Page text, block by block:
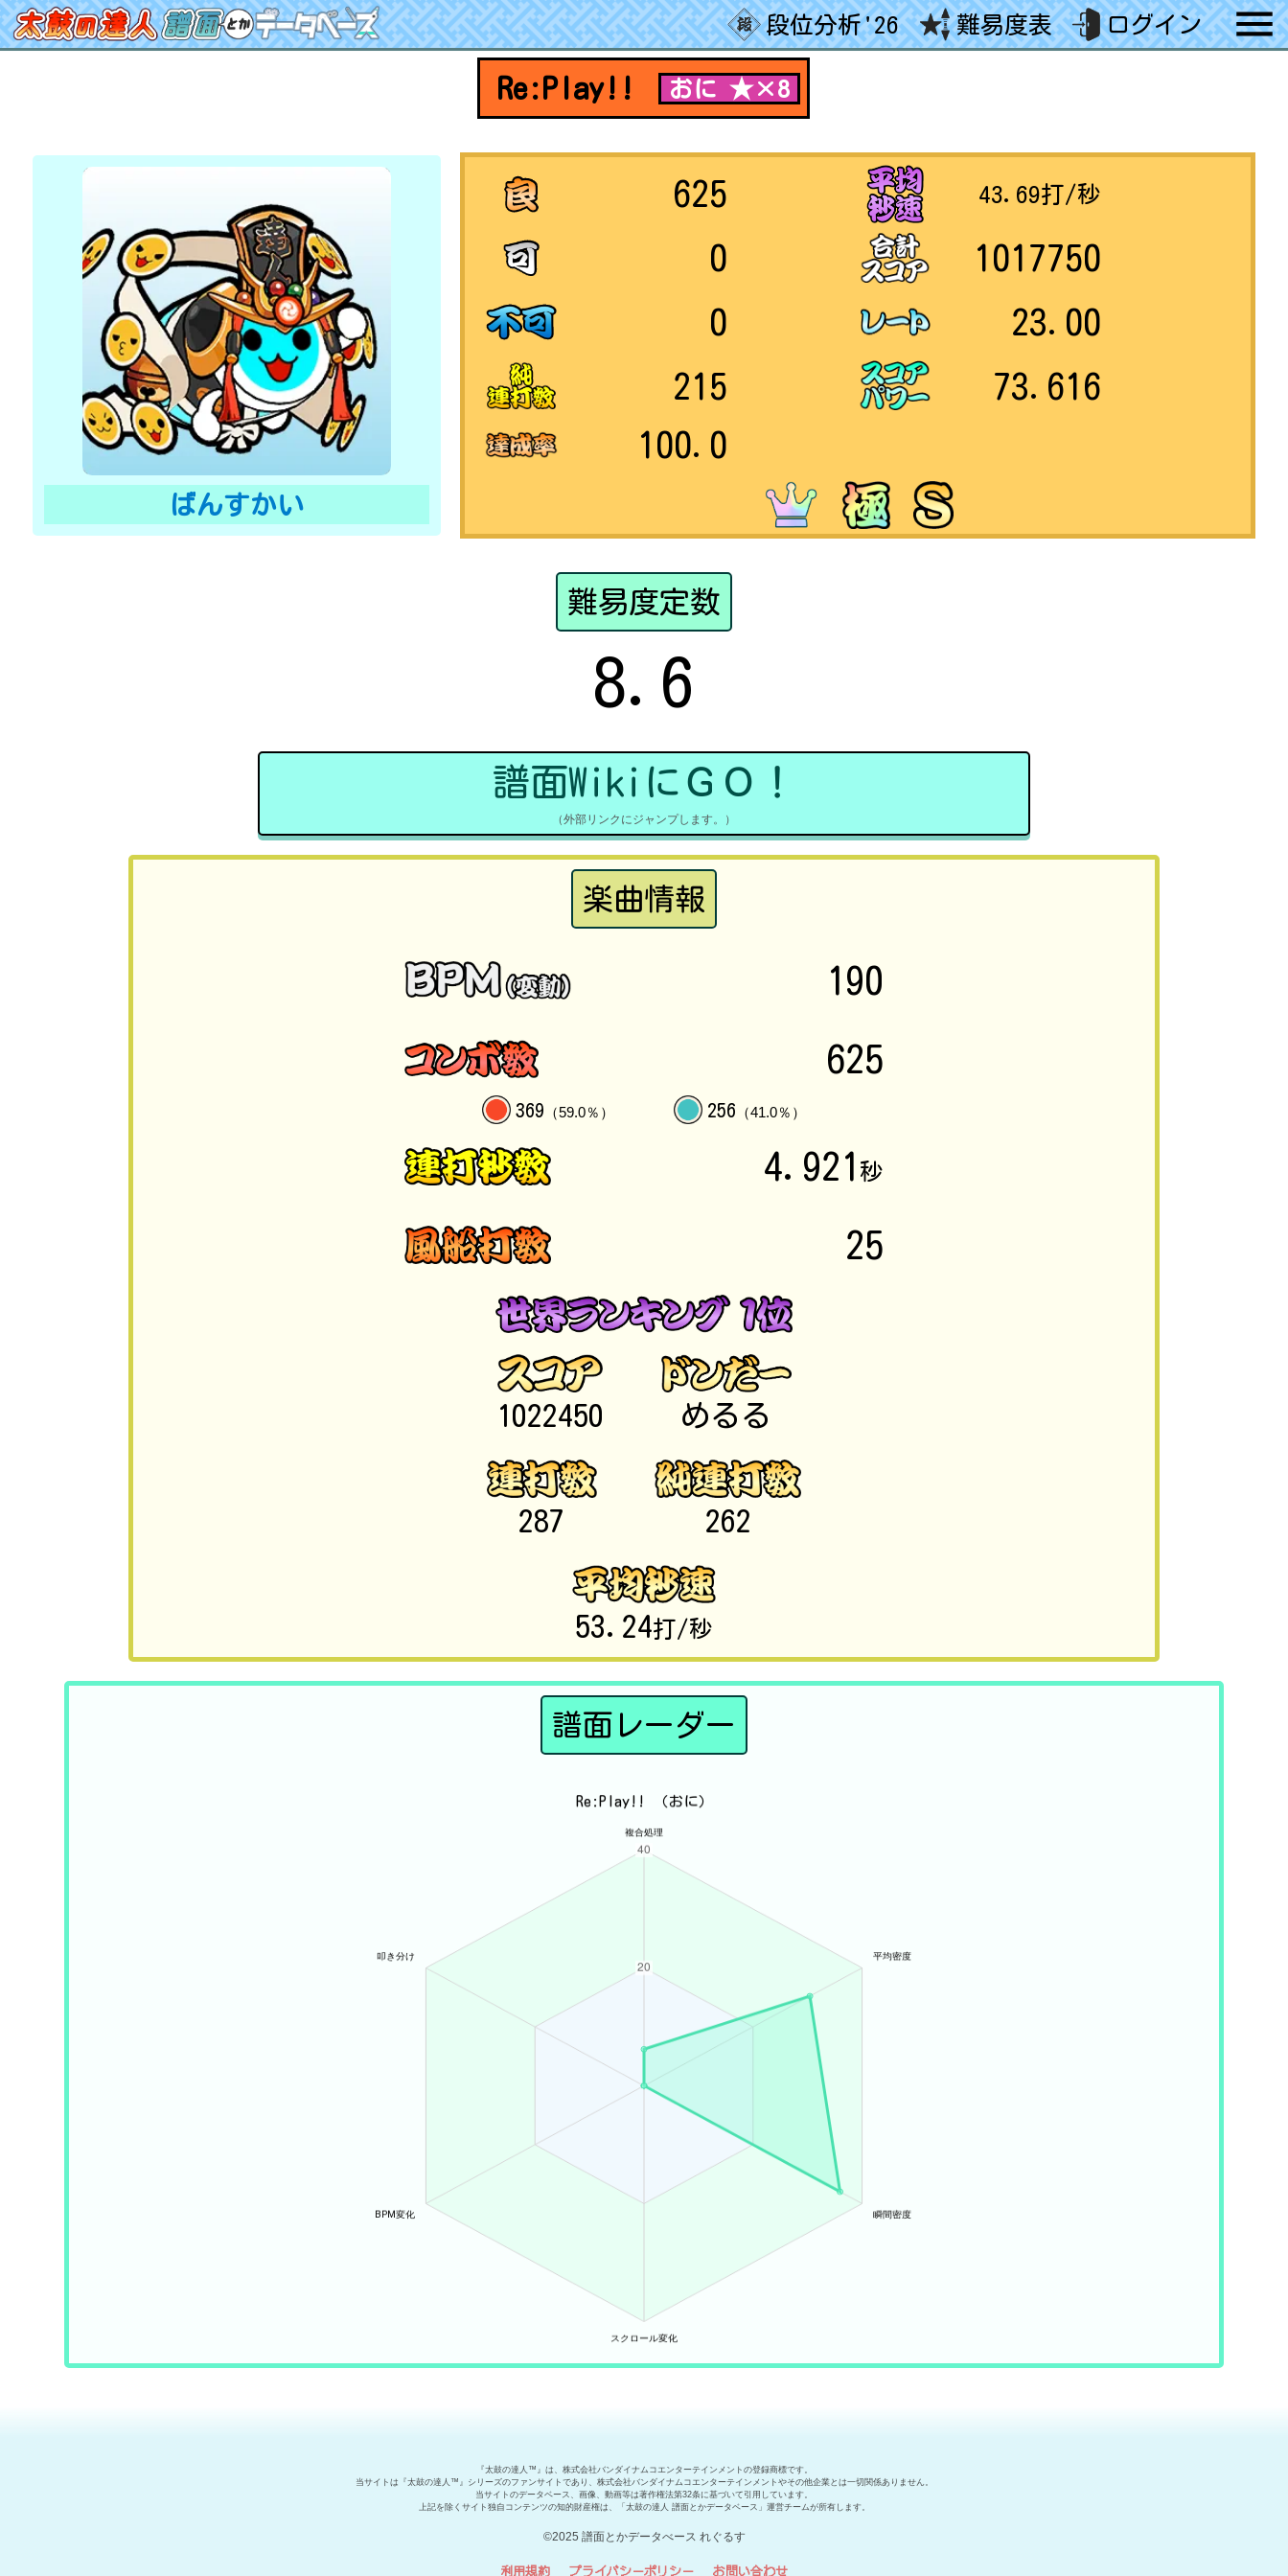
段位分析'26 難易度表 ログイン
Re:Play!! おに ★×8
ばんすかい
625
0
0
215
100.0
43.69打/秒
1017750
23.00
73.616
難易度定数
8.6
譜面WikiにＧＯ！
（外部リンクにジャンプします。）
楽曲情報
190
625
369 （59.0％） 256 （41.0％）
4.921 秒
25
1022450 めるる
287 262
53.24打/秒
譜面レーダー
『太鼓の達人™』は、株式会社バンダイナムコエンターテインメントの登録商標です。
当サイトは『太鼓の達人™』シリーズのファンサイトであり、株式会社バンダイナムコエンターテインメントやその他企業とは一切関係ありません。
当サイトのデータベース、画像、動画等は著作権法第32条に基づいて引用しています。
上記を除くサイト独自コンテンツの知的財産権は、「太鼓の達人 譜面とかデータベース」運営チームが所有します。
©2025 譜面とかデータべース れぐるす
利用規約 プライバシーポリシー お問い合わせ